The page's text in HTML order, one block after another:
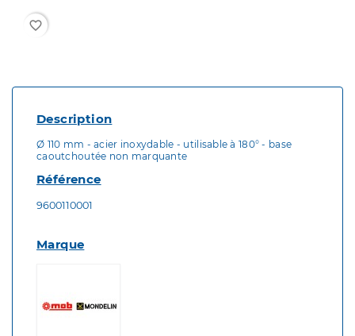
favorite_border
Description
Ø 110 mm - acier inoxydable - utilisable à 180° - base
caoutchoutée non marquante
Référence
9600110001
Marque